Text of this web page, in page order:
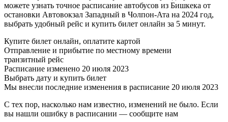
можете узнать точное расписание автобусов из Бишкека от
остановки Автовокзал Западный в Чолпон-Ата на 2024 год,
выбрать удобный рейс и купить билет онлайн за 5 минут.
Купите билет онлайн, оплатите картой
Отправление и прибытие по местному времени
транзитный рейс
Расписание изменено 20 июля 2023
Выбрать дату и купить билет
Мы внесли последние изменения в расписание 20 июля 2023
С тех пор, насколько нам известно, изменений не было. Если
вы нашли ошибку в расписании — сообщите нам